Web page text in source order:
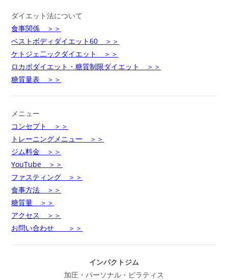
ダイエット法について
食事関係 ＞＞
ベストボディダイエット60 ＞＞
ケトジェ二ックダイエット ＞＞
ロカボダイエット・糖質制限ダイエット ＞＞
糖質量表 ＞＞
メニュー
コンセプト ＞＞
トレーニングメニュー ＞＞
ジム料金 ＞＞
YouTube ＞＞
ファスティング ＞＞
食事方法 ＞＞
糖質量 ＞＞
アクセス ＞＞
お問い合わせ ＞＞
インパクトジム
加圧・パーソナル・ピラティス